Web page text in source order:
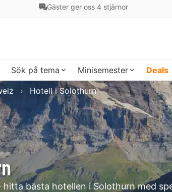
Gäster ger oss 4 stjärnor
Sök på tema Minisemester Deals
bästa hotellen i Solothurn med
Hotell i Solothurn